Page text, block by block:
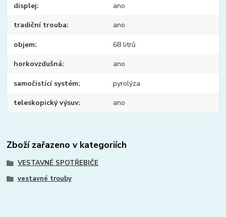
displej ano
tradiční trouba ano
objem 68 litrů
horkovzdušná ano
samočistící systém pyrolýza
teleskopický výsuv ano
Zboží zařazeno v kategoriích
VESTAVNÉ SPOTŘEBIČE
vestavné trouby